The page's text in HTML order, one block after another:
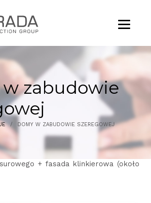
zabudowie
/ DOMY W ZABUDOWIE SZEREGOWEJ
+ fasada klinkierowa (około